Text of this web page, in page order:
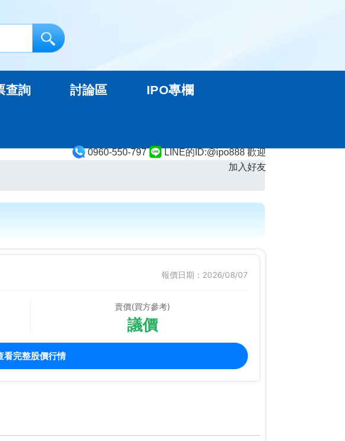
0960-550-797
LINE的ID:@ipo888 歡迎
加入好友
查詢 討論區 IPO專欄
報價日期：2026/08/07
賣價(買方參考)
議價
看完整股價行情